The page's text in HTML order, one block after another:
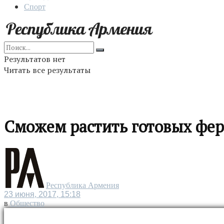
Спорт
Результатов нет
Читать все результаты
Сможем растить готовых
Республика Армения
23 июня, 2017, 15:18
в Общество